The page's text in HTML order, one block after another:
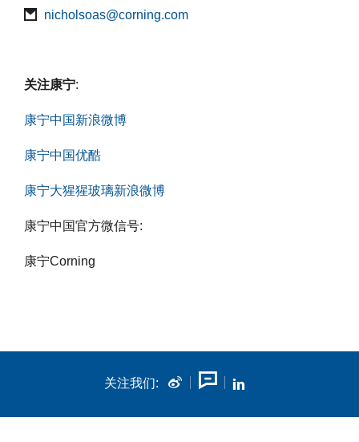
nicholsoas@corning.com
关注康宁:
康宁中国新浪微博
康宁中国优酷
康宁大猩猩玻璃新浪微博
康宁中国官方微信号:
康宁Corning
关注我们: